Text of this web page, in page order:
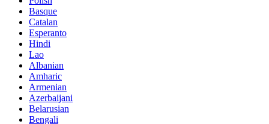
Basque
Catalan
Esperanto
Hindi
Lao
Albanian
Amharic
Armenian
Azerbaijani
Belarusian
Bengali